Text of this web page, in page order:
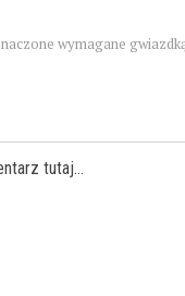
wymagane